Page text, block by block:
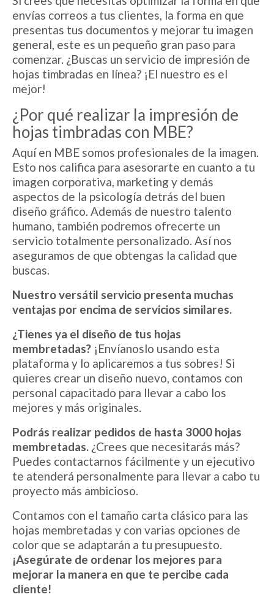
envías correos a tus clientes, la forma en que
presentas tus documentos y mejorar tu imagen
general, este es un pequeño gran paso para
comenzar. ¿Buscas un servicio de impresión de
hojas timbradas en línea? ¡El nuestro es el
mejor!
¿Por qué realizar la impresión de
hojas timbradas con MBE?
Aquí en MBE somos profesionales de la imagen.
Esto nos califica para asesorarte en cuanto a tu
imagen corporativa, marketing y demás
aspectos de la psicología detrás del buen
diseño gráfico. Además de nuestro talento
humano, también podremos ofrecerte un
servicio totalmente personalizado. Así nos
aseguramos de que obtengas la calidad que
buscas.
Nuestro versátil servicio presenta muchas
ventajas por encima de servicios similares.
¿Tienes ya el diseño de tus hojas
membretadas? ¡Envíanoslo usando esta
plataforma y lo aplicaremos a tus sobres! Si
quieres crear un diseño nuevo, contamos con
personal capacitado para llevar a cabo los
mejores y más originales.
Podrás realizar pedidos de hasta 3000 hojas
membretadas. ¿Crees que necesitarás más?
Puedes contactarnos fácilmente y un ejecutivo
te atenderá personalmente para llevar a cabo tu
proyecto más ambicioso.
Contamos con el tamaño carta clásico para las
hojas membretadas y con varias opciones de
color que se adaptarán a tu presupuesto.
¡Asegúrate de ordenar los mejores para
mejorar la manera en que te percibe cada
cliente!